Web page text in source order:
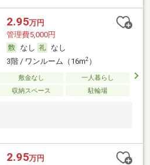
2.95万円
管理費5,000円
なし
なし
3階 / ワンルーム（16m2）
敷金なし
一人暮らし
収納スペース 駐輪場
2.95万円